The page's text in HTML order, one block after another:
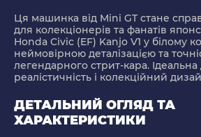
Ця машинка від Mini GTстане
для колекціонерів та фанатів
Honda Civic (EF) Kanjo V1 у білому
неймовірною деталізацією та
легендарного стрит-кара. Ідеальна
реалістичність і колекційний
ДЕТАЛЬНИЙ ОГЛЯД ТА
ХАРАКТЕРИСТИКИ